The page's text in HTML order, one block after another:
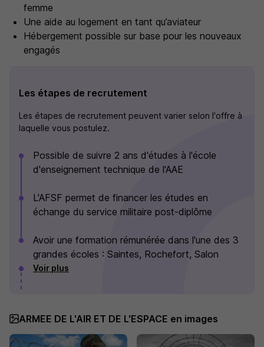
femme
Une aide au logement en tant qu’aviateur
Hébergement possible sur base pour les nouveaux
engagés
Les étapes de recrutement
Les étapes de recrutement peuvent varier selon l'offre à
laquelle vous postulez.
Possible de suivre 2 ans d'études à l'école
d'enseignement technique de l'AAE
L'AFSF permet de financer les études en
échange du service militaire post-diplôme
Avoir une formation rémunérée dans l'une des 3
grandes écoles : Saintes, Rochefort, Salon
Voir plus
ARMEE DE L'AIR ET DE L'ESPACE en images